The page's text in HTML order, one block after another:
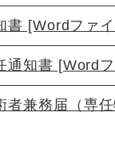
書 [Wordファ
通知書 [Word
者兼務届（専